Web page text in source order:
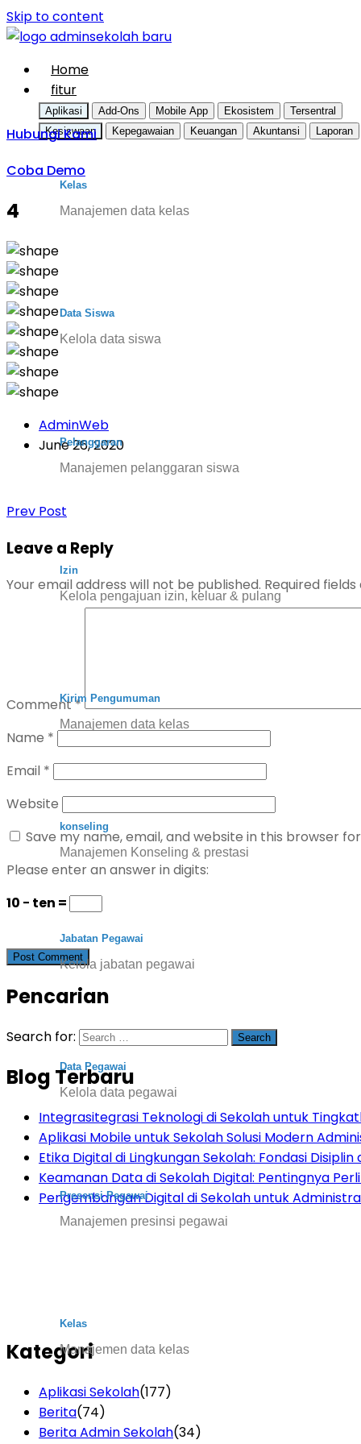
Skip to content
Home
fitur
Aplikasi Add-Ons Mobile App Ekosistem
Tersentral
Kesiswaan
Kepegawaian Keuangan Akuntansi Laporan
Kelas
Manajemen data kelas
Data Siswa
Kelola data siswa
Pelanggaran
Manajemen pelanggaran siswa
Izin
Kelola pengajuan izin, keluar & pulang
Kirim Pengumuman
Manajemen data kelas
konseling
Manajemen Konseling & prestasi
Jabatan Pegawai
Kelola jabatan pegawai
Data Pegawai
Kelola data pegawai
Presensi Pegawai
Manajemen presinsi pegawai
Kelas
Manajemen data kelas
Hubungi Kami
Coba Demo
4
AdminWeb
June 26, 2020
Prev Post
Leave a Reply
Your email address will not be published. Required
Comment*
Name *
Email *
Website
Save my name, email, and website in this browser
Please enter an answer in digits:
10 − ten =
Pencarian
Search for:
Blog Terbaru
Integrasitegrasi Teknologi di Sekolah untuk
Aplikasi Mobile untuk Sekolah Solusi Modern
Etika Digital di Lingkungan Sekolah: Fondasi Disiplin
Keamanan Data di Sekolah Digital: Pentingnya
Pengembangan Digital di Sekolah untuk
Kategori
Aplikasi Sekolah(177)
Berita(74)
Berita Admin Sekolah(34)